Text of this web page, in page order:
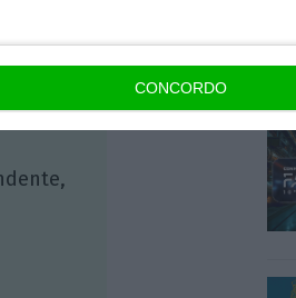
CONCORDO
que